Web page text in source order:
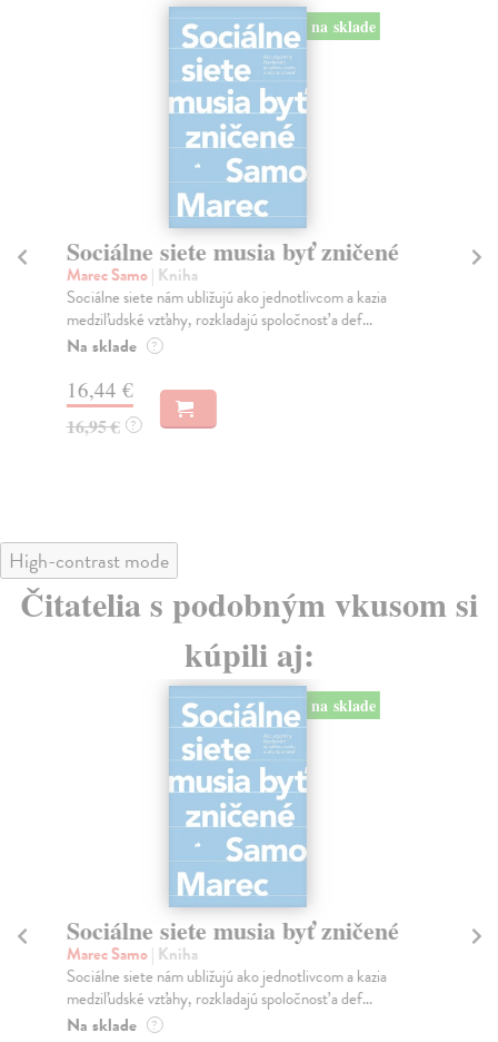
na sklade
Sociálne siete musia byť zničené
Marec Samo| Kniha
Sociálne siete nám ubližujú ako jednotlivcom a kazia
medziľudské vzťahy, rozkladajú spoločnosť a def...
Na sklade ?
16,44 €
16,95 € ?
High-contrast mode
Čitatelia s podobným vkusom si
kúpili aj:
na sklade
Sociálne siete musia byť zničené
Marec Samo| Kniha
Sociálne siete nám ubližujú ako jednotlivcom a kazia
medziľudské vzťahy, rozkladajú spoločnosť a def...
Na sklade ?